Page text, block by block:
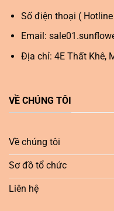
Số điện thoại (
Email:
Địa chỉ: 4E Thất Khê,
VỀ CHÚNG TÔI
Về chúng tôi
Sơ đồ tổ chức
Liên hệ